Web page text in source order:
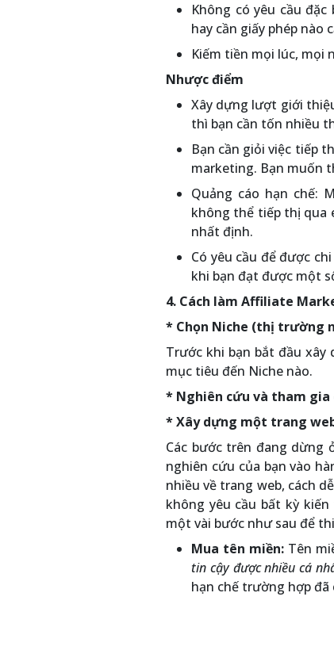
Không có yêu cầu
hay cần giấy phép nào
Kiếm tiền mọi lúc, mọi
Nhược điểm
Xây dựng lượt giới
thì bạn cần tốn nhiều
Bạn cần giỏi việc tiếp
marketing. Bạn muốn
Quảng cáo hạn chế:
không thể tiếp thị qua
nhất định.
Có yêu cầu để được
khi bạn đạt được một
4. Cách làm Affiliate
* Chọn Niche (thị trường
Trước khi bạn bắt đầu xây
mục tiêu đến Niche nào.
* Nghiên cứu và tham
* Xây dựng một trang
Các bước trên đang dừng
nghiên cứu của bạn vào
nhiều về trang web, cách
không yêu cầu bất kỳ
một vài bước như sau để
Mua tên miền: Tên
tin cậy được nhiều cá
hạn chế trường hợp